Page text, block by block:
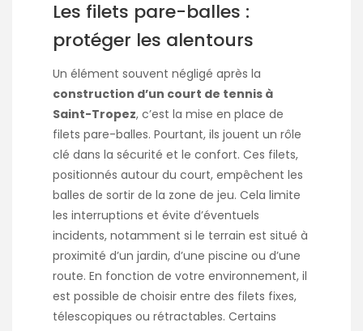
Les filets pare-balles :
protéger les alentours
Un élément souvent négligé après la
construction d’un court de tennis à
Saint-Tropez, c’est la mise en place de
filets pare-balles. Pourtant, ils jouent un rôle
clé dans la sécurité et le confort. Ces filets,
positionnés autour du court, empêchent les
balles de sortir de la zone de jeu. Cela limite
les interruptions et évite d’éventuels
incidents, notamment si le terrain est situé à
proximité d’un jardin, d’une piscine ou d’une
route. En fonction de votre environnement, il
est possible de choisir entre des filets fixes,
télescopiques ou rétractables. Certains